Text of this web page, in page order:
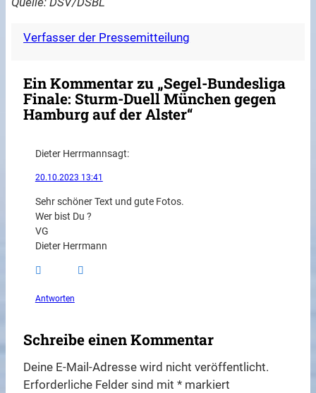
Verfasser der Pressemitteilung
Ein Kommentar zu „Segel-Bundesliga
Finale: Sturm-Duell München gegen
Hamburg auf der Alster“
Dieter Herrmannsagt:
20.10.2023 13:41
Sehr schöner Text und gute Fotos.
Wer bist Du ?
VG
Dieter Herrmann
Antworten
Schreibe einen Kommentar
Deine E-Mail-Adresse wird nicht veröffentlicht.
Erforderliche Felder sind mit* markiert